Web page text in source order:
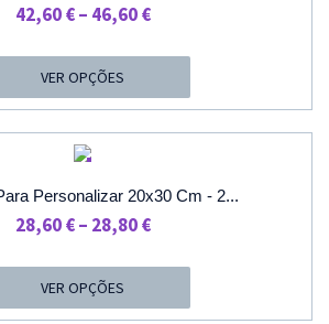
42,60€ – 46,60€Price
Through
46,60 €
VER OPÇÕES
Personalizar 20x30 Cm - 2...
28,60€ – 28,80€Price
Through
VER OPÇÕES